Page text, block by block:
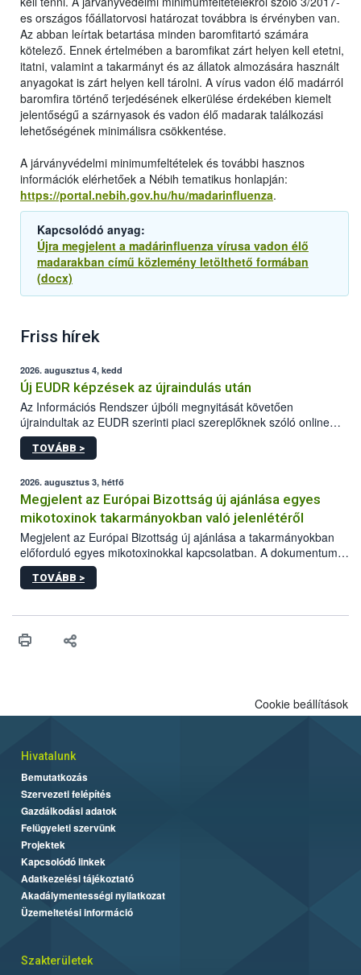
es országos főállatorvosi határozat továbbra is érvényben van.
Az abban leírtak betartása minden baromfitartó számára
kötelező. Ennek értelmében a baromfikat zárt helyen kell etetni,
itatni, valamint a takarmányt és az állatok almozására használt
anyagokat is zárt helyen kell tárolni. A vírus vadon élő madárról
baromfira történő terjedésének elkerülése érdekében kiemelt
jelentőségű a szárnyasok és vadon élő madarak találkozási
lehetőségének minimálisra csökkentése.
A járványvédelmi minimumfeltételek és további hasznos
információk elérhetőek a Nébih tematikus honlapján:
https://portal.nebih.gov.hu/hu/madarinfluenza.
Kapcsolódó anyag:
Újra megjelent a madárinfluenza vírusa vadon élő
madarakban című közlemény letölthető formában
(docx)
Friss hírek
2026. augusztus 4, kedd
Új EUDR képzések az újraindulás után
Az Információs Rendszer újbóli megnyitását követően
újraindultak az EUDR szerinti piaci szereplőknek szóló online
képzések.
TOVÁBB >
2026. augusztus 3, hétfő
Megjelent az Európai Bizottság új ajánlása egyes
mikotoxinok takarmányokban való jelenlétéről
Megjelent az Európai Bizottság új ajánlása a takarmányokban
előforduló egyes mikotoxinokkal kapcsolatban. A dokumentum
2027-től új irányértékek alkalmazását írja elő, és a jelenleg
hatályos uniós ajánlások helyébe lép.
TOVÁBB >
Cookie beállítások
Hivatalunk
Bemutatkozás
Szervezeti felépítés
Gazdálkodási adatok
Felügyeleti szervünk
Projektek
Kapcsolódó linkek
Adatkezelési tájékoztató
Akadálymentességi nyilatkozat
Üzemeltetési információ
Szakterületek